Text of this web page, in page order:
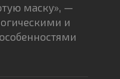
маску», —
и